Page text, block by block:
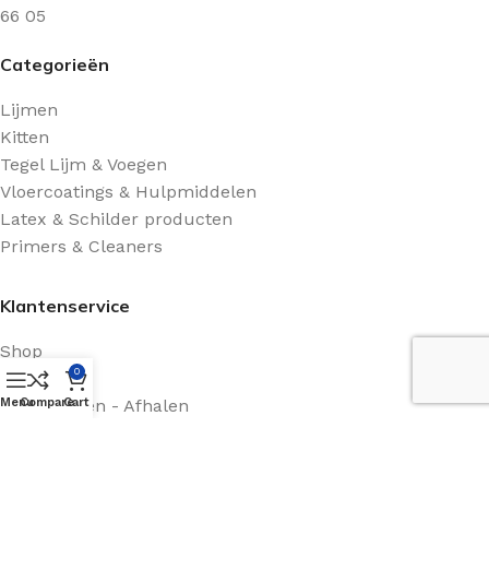
66 05
Categorieën
Lijmen
Kitten
Tegel Lijm & Voegen
Vloercoatings & Hulpmiddelen
Latex & Schilder producten
Primers & Cleaners
Klantenservice
Shop
Contact
Retourneren - Afhalen
MenuCompare
0
Cart